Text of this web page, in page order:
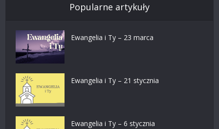
Popularne artykuły
Ewangelia i Ty – 23 marca
Ewangelia i Ty – 21 stycznia
Ewangelia i Ty – 6 stycznia